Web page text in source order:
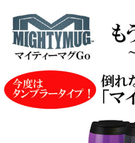
■2013年9月10日発売の「
■2013年8月23日発売の読売新聞夕刊
■2013年8月2日発売の中日新聞朝刊
■2013年7月16日放送の「おはよう日
■2013年7月1日放送の「モーニング
■2013年6月28日放送の「みのもんた
■2013年6月26日放送の「Nスタ」（
■2013年6月5日公開の「OFFで役立
■2013年6月4日発行の「グッっとく
■2013年5月25日放送の「ＳｍａＳＴ
■2013年5月18日発売の「産経新聞」
「はやし・ひろのコレもアリ～な！？
■2013年5月10日放送の「スッキリ！
■2013年5月2日放送の「PON！」（
■2013年4月8日放送の「アゲるテレ
■2013年3月25日放送の「月曜から夜